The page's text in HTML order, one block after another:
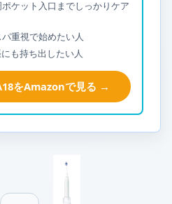
ケット入口までしっかりケア
重視で始めたい人
も持ち出したい人
をAmazonで見る →